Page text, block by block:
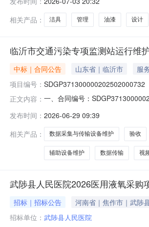
修过程中的各项费用，避免装修
等主材的费用。2.施工费用：包括
相关产品：
洁具 管理 油漆 设计
临沂市交通污染专项监测站运行维
中标｜合同公告 山东省｜临沂市 服
项目编号： SDGP371300000202502000732
正文内容： 一、合同编号：
（乙方）：山东华裕环境技术有
发布时间： 2026-06-29 09:39
相关产品：
数据采集与传输设备维护 验收
辅助设备维护 数据传输 视
武陟县人民医院2026医用液氧采购
招标｜招标公告 河南省｜焦作市｜武陟
招标单位： 武陟县人民医院